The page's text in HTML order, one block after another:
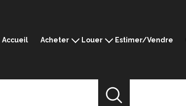
Accueil Acheter Louer
Sommières
Estimer/Vendre